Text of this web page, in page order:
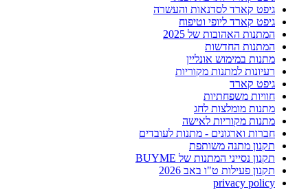
גיפט קארד לסדנאות והעשרה
גיפט קארד ליופי וטיפוח
המתנות האהובות של 2025
המתנות החדשות
מתנות במימוש אונליין
רעיונות למתנות מקוריות
גיפט קארד
חוויות משפחתיות
מתנות מומלצות לחג
מתנות מקוריות לאישה
חברות וארגונים - מתנות לעובדים
תקנון מתנה משותפת
תקנון נסייני המתנות של BUYME
תקנון פעילות ט"ו באב 2026
privacy policy